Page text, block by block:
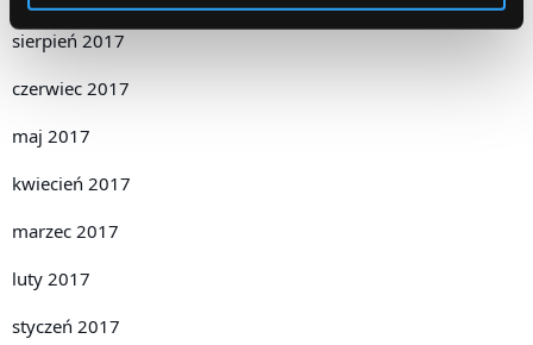
sierpień 2017
czerwiec 2017
maj 2017
kwiecień 2017
marzec 2017
luty 2017
styczeń 2017